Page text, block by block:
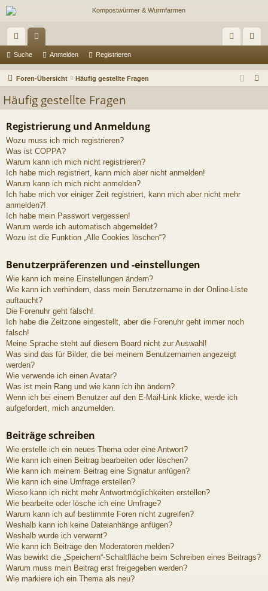
ch
ne
ug
riff
en m
de
ist
re
Suche Anmelden Registrieren
Foren-Übersicht Häufig gestellte Fragen
Häufig gestellte Fragen
Registrierung und Anmeldung
Wozu muss ich mich registrieren?
Was ist COPPA?
Warum kann ich mich nicht registrieren?
Ich habe mich registriert, kann mich aber nicht anmelden!
Warum kann ich mich nicht anmelden?
Ich habe mich vor einiger Zeit registriert, kann mich aber nicht mehr
anmelden?!
Ich habe mein Passwort vergessen!
Warum werde ich automatisch abgemeldet?
Wozu ist die Funktion „Alle Cookies löschen“?
Benutzerpräferenzen und -einstellungen
Wie kann ich meine Einstellungen ändern?
Wie kann ich verhindern, dass mein Benutzername in der Online-Liste
auftaucht?
Die Forenuhr geht falsch!
Ich habe die Zeitzone eingestellt, aber die Forenuhr geht immer noch
falsch!
Meine Sprache steht auf diesem Board nicht zur Auswahl!
Was sind das für Bilder, die bei meinem Benutzernamen angezeigt
werden?
Wie verwende ich einen Avatar?
Was ist mein Rang und wie kann ich ihn ändern?
Wenn ich bei einem Benutzer auf den E-Mail-Link klicke, werde ich
aufgefordert, mich anzumelden.
Beiträge schreiben
Wie erstelle ich ein neues Thema oder eine Antwort?
Wie kann ich einen Beitrag bearbeiten oder löschen?
Wie kann ich meinem Beitrag eine Signatur anfügen?
Wie kann ich eine Umfrage erstellen?
Wieso kann ich nicht mehr Antwortmöglichkeiten erstellen?
Wie bearbeite oder lösche ich eine Umfrage?
Warum kann ich auf bestimmte Foren nicht zugreifen?
Weshalb kann ich keine Dateianhänge anfügen?
Weshalb wurde ich verwarnt?
Wie kann ich Beiträge den Moderatoren melden?
Was bewirkt die „Speichern“-Schaltfläche beim Schreiben eines Beitrags?
Warum muss mein Beitrag erst freigegeben werden?
Wie markiere ich ein Thema als neu?